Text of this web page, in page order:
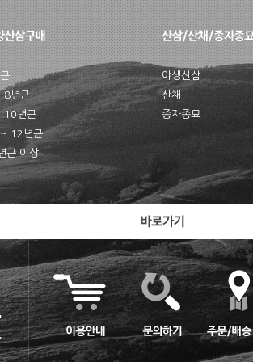
8년근
10년근
12년근
근 이상
야생산삼
산채
종자종묘